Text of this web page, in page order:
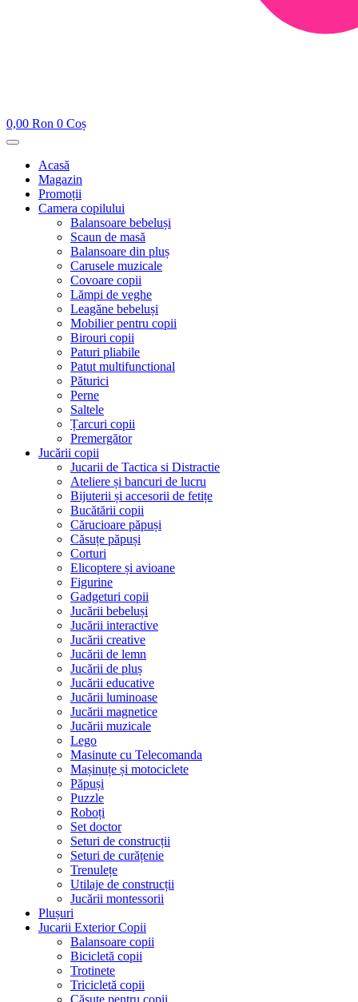
0,00 Ron 0 Coș
Acasă
Magazin
Promoții
Camera copilului
Balansoare bebeluși
Scaun de masă
Balansoare din pluș
Carusele muzicale
Covoare copii
Lămpi de veghe
Leagăne bebeluși
Mobilier pentru copii
Birouri copii
Paturi pliabile
Patut multifunctional
Păturici
Perne
Saltele
Țarcuri copii
Premergător
Jucării copii
Jucarii de Tactica si Distractie
Ateliere și bancuri de lucru
Bijuterii și accesorii de fetițe
Bucătării copii
Cărucioare păpuși
Căsuțe păpuși
Corturi
Elicoptere și avioane
Figurine
Gadgeturi copii
Jucării bebeluși
Jucării interactive
Jucării creative
Jucării de lemn
Jucării de pluș
Jucării educative
Jucării luminoase
Jucării magnetice
Jucării muzicale
Lego
Masinute cu Telecomanda
Mașinuțe și motociclete
Păpuși
Puzzle
Roboți
Set doctor
Seturi de construcții
Seturi de curățenie
Trenulețe
Utilaje de construcții
Jucării montessorii
Plușuri
Jucarii Exterior Copii
Balansoare copii
Bicicletă copii
Trotinete
Tricicletă copii
Căsuțe pentru copii